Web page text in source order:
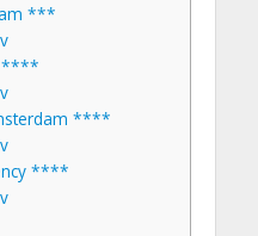
***
****
****
****